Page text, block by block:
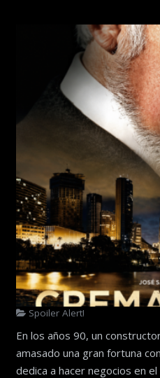
Spoiler Alert!
En los años 90, un
amasado una gran fortuna
dedica a hacer negocios en